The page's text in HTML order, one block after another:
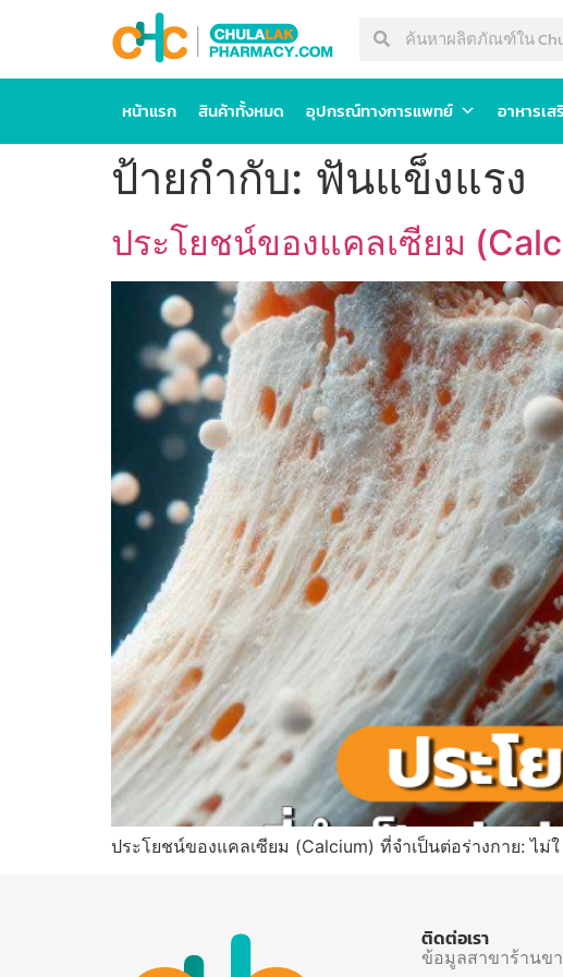
หน้าแรก สินค้าทั้งหมด อุปกรณ์ทางการแพทย์ อาหารเ
ป้ายกำกับ: ฟันแข็งแรง
ประโยชน์ของแคลเซียม
ประโยชน์ของแคลเซียม (Calcium) ที่จำเป็นต่อร่างกาย: ไม่
ติดต่อเรา
ข้อมูลสาขาร้านข